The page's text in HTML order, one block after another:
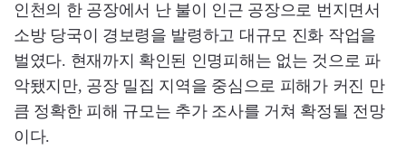
인천의 한 공장에서 난 불이 인근 공장으로 번지면서
소방 당국이 경보령을 발령하고 대규모 진화 작업을
벌였다. 현재까지 확인된 인명피해는 없는 것으로 파
악됐지만, 공장 밀집 지역을 중심으로 피해가 커진 만
큼 정확한 피해 규모는 추가 조사를 거쳐 확정될 전망
이다.